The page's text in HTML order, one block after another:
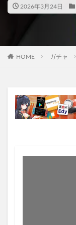
2026年3月24日
HOME ガチャ